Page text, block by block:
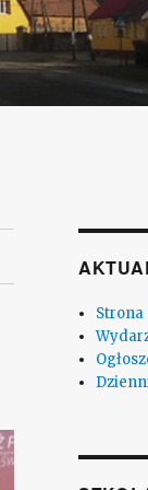
Strona